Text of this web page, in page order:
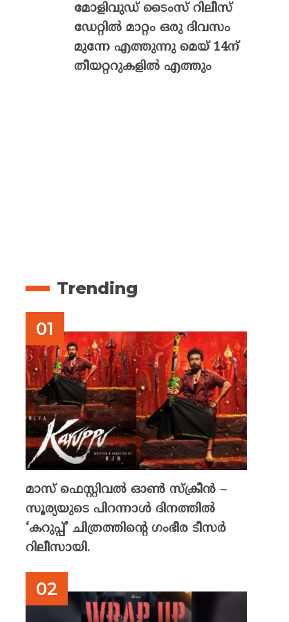
മോളിവുഡ് ടൈംസ് റിലീസ്
ഡേറ്റിൽ മാറ്റം ഒരു ദിവസം
മുന്നേ എത്തുന്നു മെയ് 14ന്
തീയറ്ററുകളിൽ എത്തും
Trending
മാസ് ഫെസ്റ്റിവൽ ഓൺ സ്‌ക്രീൻ –
സൂര്യയുടെ പിറന്നാൾ ദിനത്തിൽ
‘കറുപ്പ്’ ചിത്രത്തിന്റെ ഗംഭീര ടീസർ
റിലീസായി.